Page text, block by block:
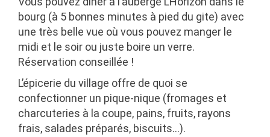
bourg (à 5 bonnes minutes à pied du gite) avec
une très belle vue où vous pouvez manger le
midi et le soir ou juste boire un verre.
Réservation conseillée !
L’épicerie du village offre de quoi se
confectionner un pique-nique (fromages et
charcuteries à la coupe, pains, fruits, rayons
frais, salades préparés, biscuits…).